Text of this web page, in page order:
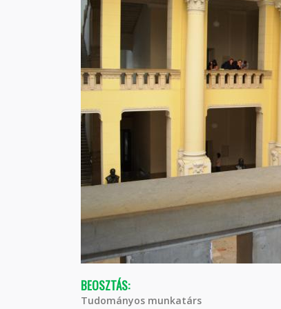
BEOSZTÁS:
Tudományos munkatárs